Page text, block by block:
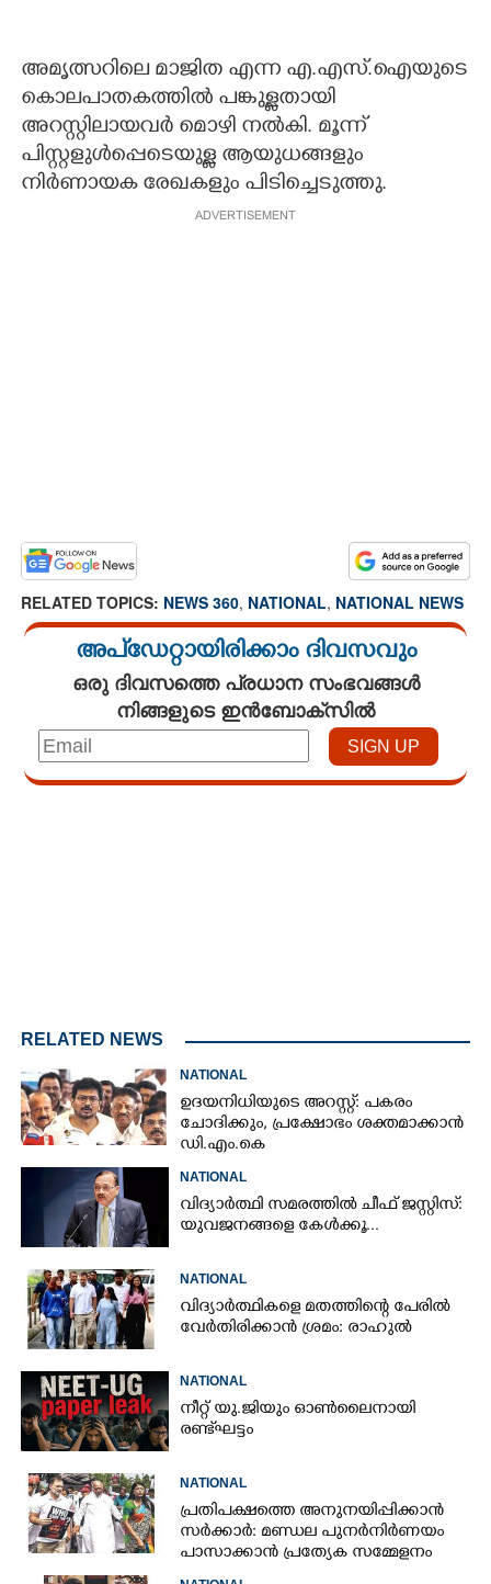
അമൃത്സറിലെ മാജിത എന്ന എ.എസ്.ഐയുടെ
കൊലപാതകത്തിൽ പങ്കുള്ളതായി
അറസ്റ്റിലായവർ മൊഴി നൽകി. മൂന്ന്
പിസ്റ്റളുൾപ്പെടെയുള്ള ആയുധങ്ങളും
നിർണായക രേഖകളും പിടിച്ചെടുത്തു.
ADVERTISEMENT
RELATED TOPICS: NEWS 360, NATIONAL, NATIONAL NEWS
അപ്ഡേറ്റായിരിക്കാം ദിവസവും
ഒരു ദിവസത്തെ പ്രധാന സംഭവങ്ങൾ
നിങ്ങളുടെ ഇൻബോക്സിൽ
RELATED NEWS
NATIONAL
ഉദയനിധിയുടെ അറസ്റ്റ്: പകരം
ചോദിക്കും,​ പ്രക്ഷോഭം ശക്തമാക്കാൻ
ഡി.എം.കെ
NATIONAL
വിദ്യാർത്ഥി സമരത്തിൽ ചീഫ് ജസ്റ്റിസ്:
യുവജനങ്ങളെ കേൾക്കൂ...
NATIONAL
വിദ്യാർത്ഥികളെ മതത്തിന്റെ പേരിൽ
വേർതിരിക്കാൻ ശ്രമം: രാഹുൽ
NATIONAL
നീറ്റ് യു.ജിയും ഓൺലൈനായി
രണ്ട് ഘട്ടം
NATIONAL
പ്രതിപക്ഷത്തെ അനുനയിപ്പിക്കാൻ
സർക്കാർ: മണ്ഡല പുനർനിർണയം
പാസാക്കാൻ പ്രത്യേക സമ്മേളനം